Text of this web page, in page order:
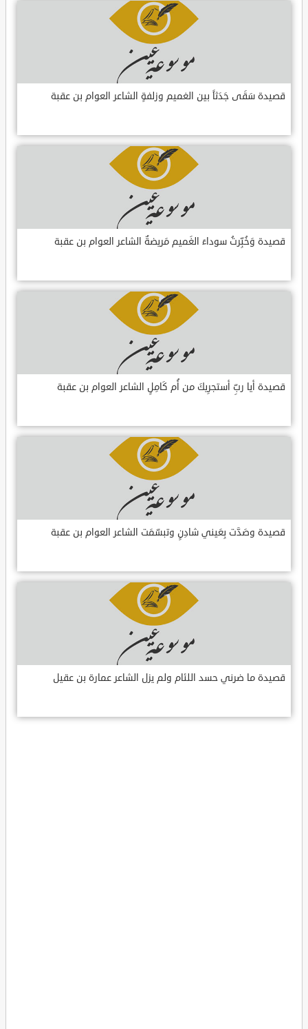
قصيدة سَقَى جَدَثاً بين الغميم وزلفةٍ الشاعر العوام بن عقبة
قصيدة وَخُبِّرتُ سوداءَ الغَميم مَريضةٌ الشاعر العوام بن عقبة
قصيدة أيا ربِّ أستجرِيكَ من أُم كَامِلٍ الشاعر العوام بن عقبة
قصيدة وصَدَّت بِعَيني شادِنٍ وتبسّمَت الشاعر العوام بن عقبة
قصيدة ما ضرني حسد اللئام ولم يزل الشاعر عمارة بن عقيل